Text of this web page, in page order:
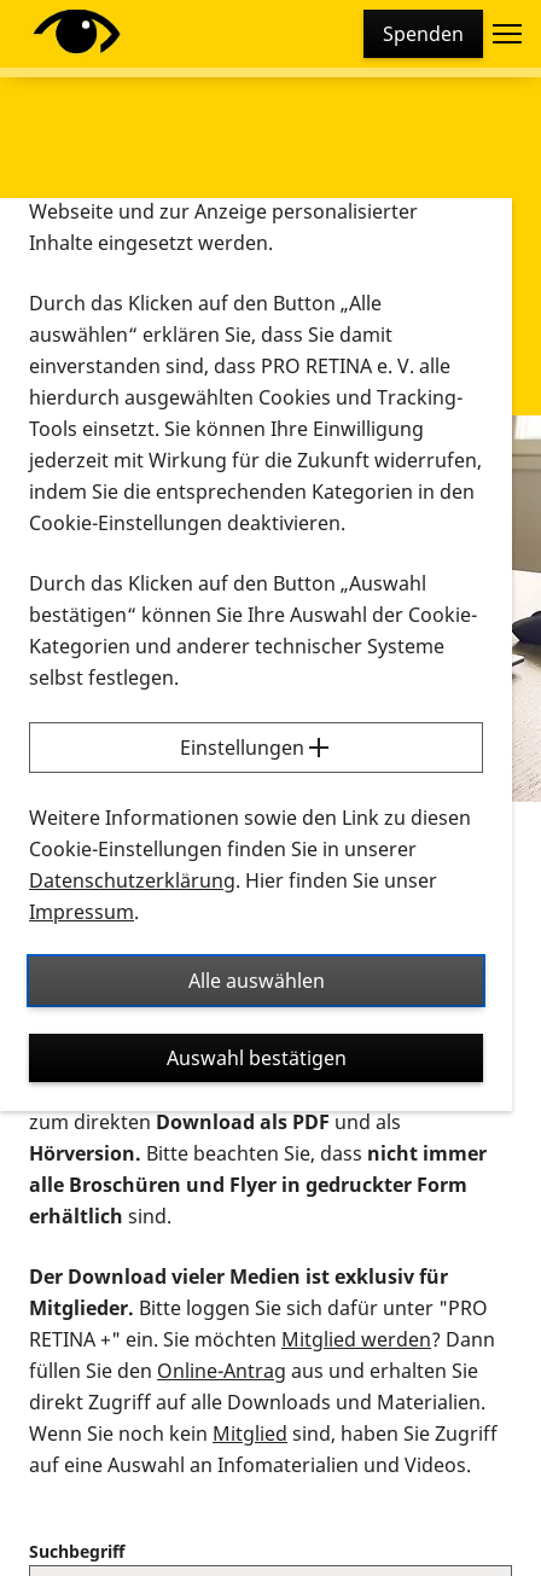
Spenden
Infomaterial
Infomaterial
Vorlesen
Alle Infomaterialien in verschiedenen
Formaten an einem Ort
Sie möchten wissen, wie Sie nach Infonmaterial
suchen und dieses bestellen bzw. herunterladen
können? Schauen Sie sich dieErklärvideos zum
Thema Infomaterial auf der PRO RETINA-Website
für blinde und sehbehinderte Menschen an.
Auf dieser Seite finden Sie sämtliches Infomaterial
Ort. Nutzen Sie den Formatfilter, um ausschließlich
nach Flyern und Broschüren, Audios oder Videos zu
suchen. Die meisten Flyer und Broschüren werden in
verschiedenen Formaten angeboten: zur
postalischen Bestellung als gedruckte Variante
zum direktenDownload als PDFund als
Hörversion. Bitte beachten Sie, dass nicht immer
alle Broschüren und Flyer in gedruckter Form
erhältlich sind.
Der Download vieler Medien ist exklusiv für
Mitglieder. Bitte loggen Sie sich dafür unter "PRO
RETINA +" ein. Sie möchten Mitglied werden? Dann
füllen Sie den Online-Antrag aus und erhalten Sie
direkt Zugriff auf alle Downloads und Materialien.
Wenn Sie noch kein Mitglied sind, haben Sie Zugriff
auf eine Auswahl an Infomaterialien und Videos.
Suchbegriff
Diese Webseite setzt verschiedene Cookies und
Tracking-Tools ein. Dies beinhaltet Cookies und
Webseite und zur Anzeige personalisierter
Inhalte eingesetzt werden.
Durch das Klicken auf den Button „Alle
auswählen“ erklären Sie, dass Sie damit
einverstanden sind, dass PRO RETINA e. V. alle
hierdurch ausgewählten Cookies und Tracking-
Tools einsetzt. Sie können Ihre Einwilligung
jederzeit mit Wirkung für die Zukunft widerrufen,
indem Sie die entsprechenden Kategorien in den
Cookie-Einstellungen deaktivieren.
Durch das Klicken auf den Button „Auswahl
bestätigen“ können Sie Ihre Auswahl der Cookie-
Kategorien und anderer technischer Systeme
selbst festlegen.
Einstellungen
Weitere Informationen sowie den Link zu diesen
Cookie-Einstellungen finden Sie in unserer
Datenschutzerklärung. Hier finden Sie unser
Impressum.
Alle auswählen
Auswahl bestätigen